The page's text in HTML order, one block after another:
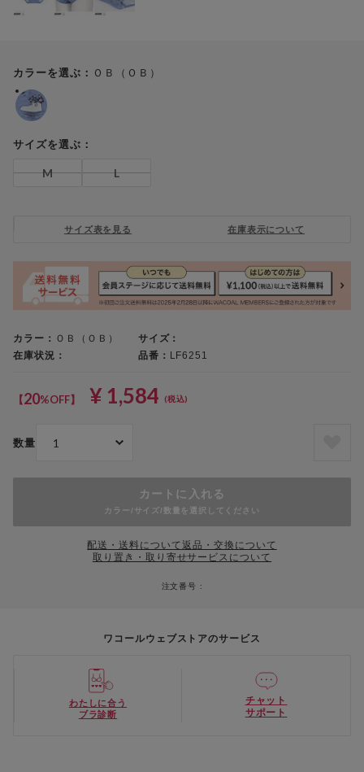
カラーを選ぶ： ＯＢ（ＯＢ）
サイズを選ぶ：
M L
サイズ表を見る 在庫表示について
カラー： ＯＢ（ＯＢ）
サイズ：
在庫状況：
品番： LF6251
【20%OFF】 ¥ 1,584 (税込)
数量
カートに入れる
カラー/サイズ/数量を選択してください
配送・送料について返品・交換について
取り置き・取り寄せサービスについて
注文番号 :
ワコールウェブストアのサービス
わたしに合う
ブラ診断
チャット
サポート